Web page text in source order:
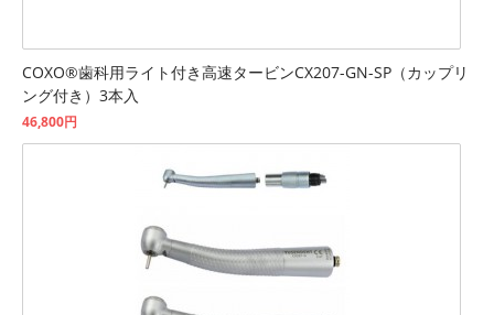
COXO®歯科用ライト付き高速タービンCX207-GN-SP（カップリ
ング付き）3本入
46,800円